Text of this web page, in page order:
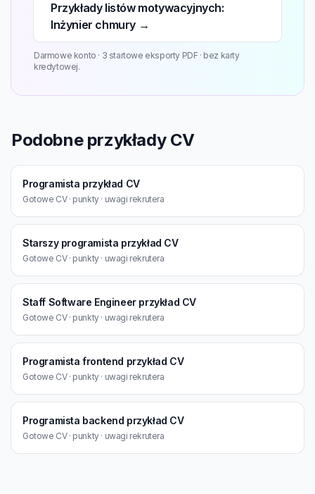
Przykłady listów motywacyjnych:
Inżynier chmury →
Darmowe konto · 3 startowe eksporty PDF · bez karty
kredytowej.
Podobne przykłady CV
Programista przykład CV
Gotowe CV · punkty · uwagi rekrutera
Starszy programista przykład CV
Gotowe CV · punkty · uwagi rekrutera
Staff Software Engineer przykład CV
Gotowe CV · punkty · uwagi rekrutera
Programista frontend przykład CV
Gotowe CV · punkty · uwagi rekrutera
Programista backend przykład CV
Gotowe CV · punkty · uwagi rekrutera